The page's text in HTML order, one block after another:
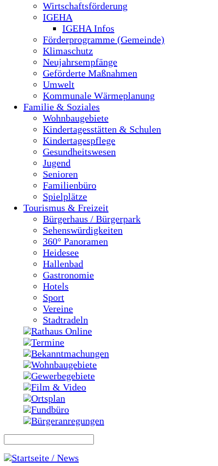
Wirtschaftsförderung
IGEHA
IGEHA Infos
Förderprogramme (Gemeinde)
Klimaschutz
Neujahrsempfänge
Geförderte Maßnahmen
Umwelt
Kommunale Wärmeplanung
Familie & Soziales
Wohnbaugebiete
Kindertagesstätten & Schulen
Kindertagespflege
Gesundheitswesen
Jugend
Senioren
Familienbüro
Spielplätze
Tourismus & Freizeit
Bürgerhaus / Bürgerpark
Sehenswürdigkeiten
360° Panoramen
Heidesee
Hallenbad
Gastronomie
Hotels
Sport
Vereine
Stadtradeln
Rathaus Online
Termine
Bekanntmachungen
Wohnbaugebiete
Gewerbegebiete
Film & Video
Ortsplan
Fundbüro
Bürgeranregungen
Startseite / News